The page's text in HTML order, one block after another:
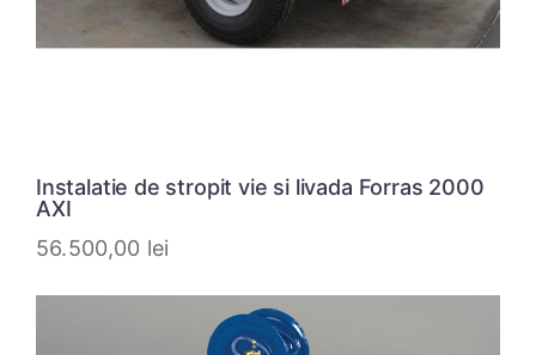
Instalatie de stropit vie si livada Forras 2000
AXI
56.500,00 lei